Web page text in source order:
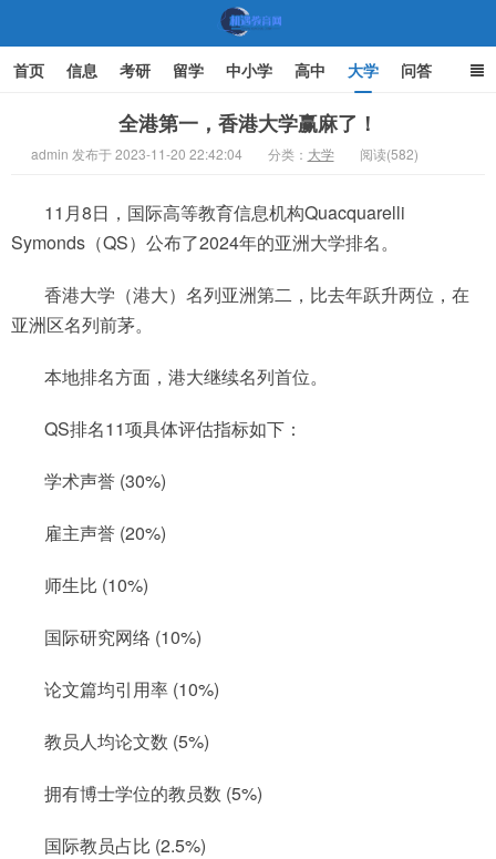
首页 信息 考研 留学 中小学 高中 大学 问答
家庭教育全港第一，香港大学赢麻了！
admin 发布于 2023-11-20 22:42:04 分类： 大学 阅读(582)
11月8日，国际高等教育信息机构Quacquarelli
Symonds（QS）公布了2024年的亚洲大学排名。
香港大学（港大）名列亚洲第二，比去年跃升两位，在
亚洲区名列前茅。
本地排名方面，港大继续名列首位。
QS排名11项具体评估指标如下：
学术声誉 (30%)
雇主声誉 (20%)
师生比 (10%)
国际研究网络 (10%)
论文篇均引用率 (10%)
教员人均论文数 (5%)
拥有博士学位的教员数 (5%)
国际教员占比 (2.5%)